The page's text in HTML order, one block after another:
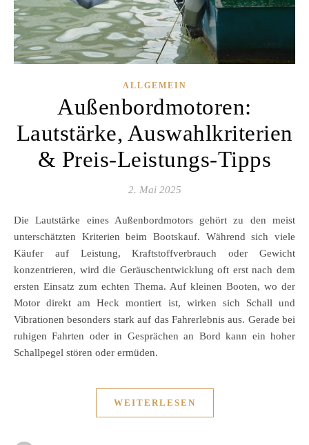
ALLGEMEIN
Außenbordmotoren:
Lautstärke, Auswahlkriterien
& Preis-Leistungs-Tipps
2. Mai 2025
Die Lautstärke eines Außenbordmotors gehört zu den meist
unterschätzten Kriterien beim Bootskauf. Während sich viele
Käufer auf Leistung, Kraftstoffverbrauch oder Gewicht
konzentrieren, wird die Geräuschentwicklung oft erst nach dem
ersten Einsatz zum echten Thema. Auf kleinen Booten, wo der
Motor direkt am Heck montiert ist, wirken sich Schall und
Vibrationen besonders stark auf das Fahrerlebnis aus. Gerade bei
ruhigen Fahrten oder in Gesprächen an Bord kann ein hoher
Schallpegel stören oder ermüden.
WEITERLESEN